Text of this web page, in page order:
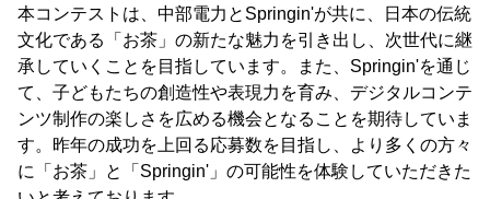
本コンテストは、中部電力とSpringin'が共に、日本の伝統
文化である「お茶」の新たな魅力を引き出し、次世代に継
承していくことを目指しています。また、Springin'を通じ
て、子どもたちの創造性や表現力を育み、デジタルコンテ
ンツ制作の楽しさを広める機会となることを期待していま
す。昨年の成功を上回る応募数を目指し、より多くの方々
に「お茶」と「Springin'」の可能性を体験していただきた